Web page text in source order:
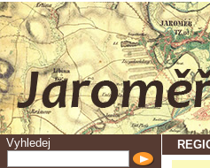
Vyhledej